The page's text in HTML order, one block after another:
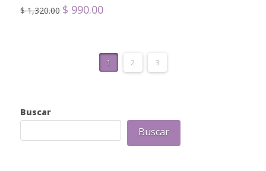
$1,320.00 Original
price
$ 990.00Current
price
1 2 3
Buscar
Buscar